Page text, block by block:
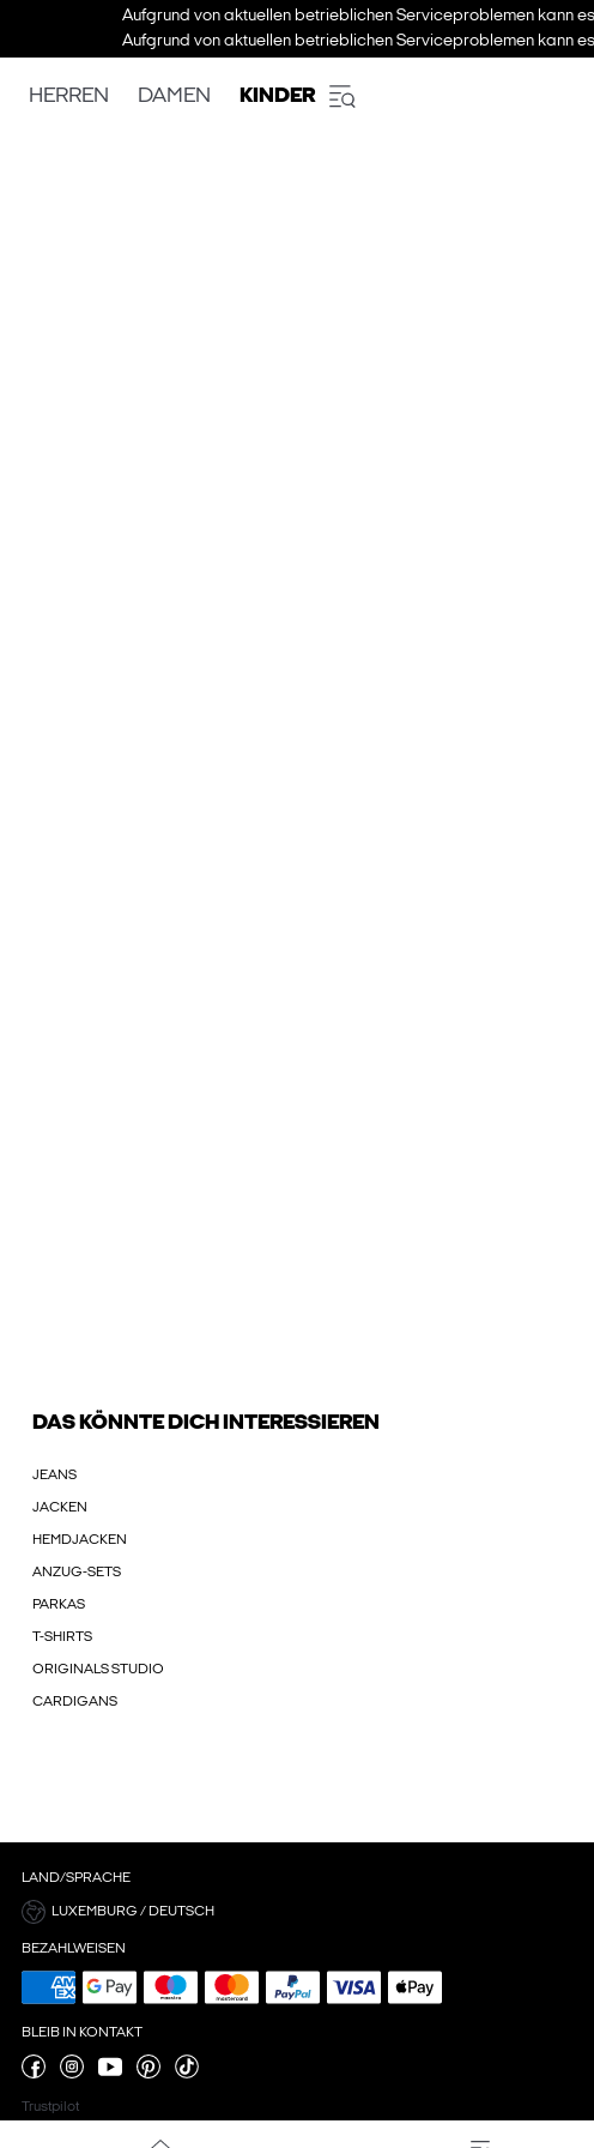
Aufgrund von aktuellen betrieblichen Serviceproblemen kann
Aufgrund von aktuellen betrieblichen Serviceproblemen kann
HERREN DAMEN KINDER
DAS KÖNNTE DICH INTERESSIEREN
JEANS
JACKEN
HEMDJACKEN
ANZUG-SETS
PARKAS
T-SHIRTS
ORIGINALS STUDIO
CARDIGANS
LAND/SPRACHE
LUXEMBURG / DEUTSCH
BEZAHLWEISEN
BLEIB IN KONTAKT
Trustpilot